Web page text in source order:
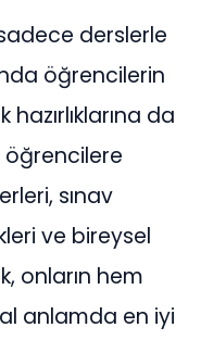
derslerle
öğrencilerin
da
öğrencilere
sınav
ve bireysel
onların hem
anlamda en iyi